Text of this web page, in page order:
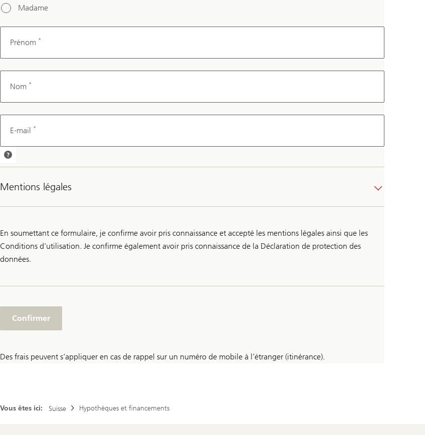
Madame
Prénom *
Nom *
E-mail *
Nous vous
enverrons
confirmation
de rendez-
mail.
Mentions légales
En soumettant ce formulaire, je confirme avoir pris connaissance et accepté les mentions légales ainsi que les
Conditions d’utilisation. Je confirme également avoir pris connaissance de la Déclaration de protection des
données.
Confirmer
Des frais peuvent s’appliquer en cas de rappel sur un numéro de mobile à l’étranger (itinérance).
Vous êtes ici: Suisse Hypothèques et financements